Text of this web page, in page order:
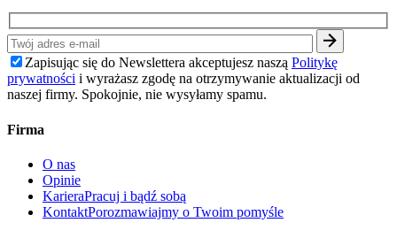
Zapisując się do Newslettera akceptujesz naszą Politykę
prywatności i wyrażasz zgodę na otrzymywanie aktualizacji od
naszej firmy. Spokojnie, nie wysyłamy spamu.
Firma
O nas
Opinie
KarieraPracuj i bądź sobą
KontaktPorozmawiajmy o Twoim pomyśle